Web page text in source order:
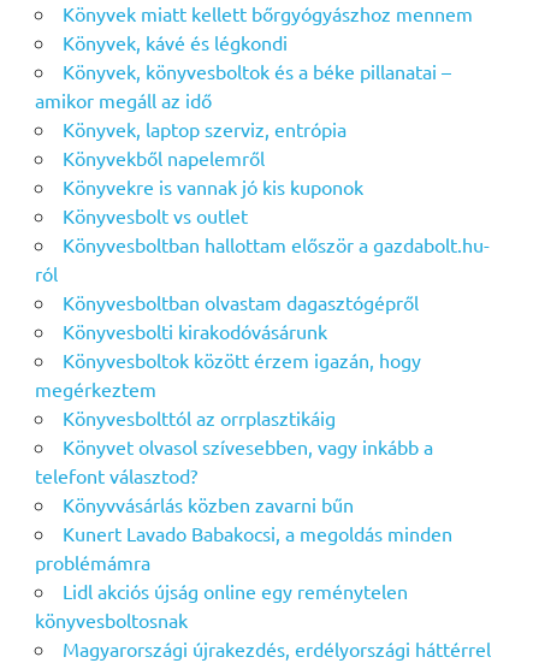
Könyvek miatt kellett bőrgyógyászhoz mennem
Könyvek, kávé és légkondi
Könyvek, könyvesboltok és a béke pillanatai –
amikor megáll az idő
Könyvek, laptop szerviz, entrópia
Könyvekből napelemről
Könyvekre is vannak jó kis kuponok
Könyvesbolt vs outlet
Könyvesboltban hallottam először a gazdabolt.hu-
ról
Könyvesboltban olvastam dagasztógépről
Könyvesbolti kirakodóvásárunk
Könyvesboltok között érzem igazán, hogy
megérkeztem
Könyvesbolttól az orrplasztikáig
Könyvet olvasol szívesebben, vagy inkább a
telefont választod?
Könyvvásárlás közben zavarni bűn
Kunert Lavado Babakocsi, a megoldás minden
problémámra
Lidl akciós újság online egy reménytelen
könyvesboltosnak
Magyarországi újrakezdés, erdélyországi háttérrel